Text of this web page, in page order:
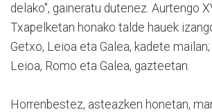
delako", gaineratu dutenez. Aurtengo
Txapelketan honako talde hauek
Getxo, Leioa eta Galea, kadete
Leioa, Romo eta Galea, gazteetan.
Horrenbestez, asteazken honetan,